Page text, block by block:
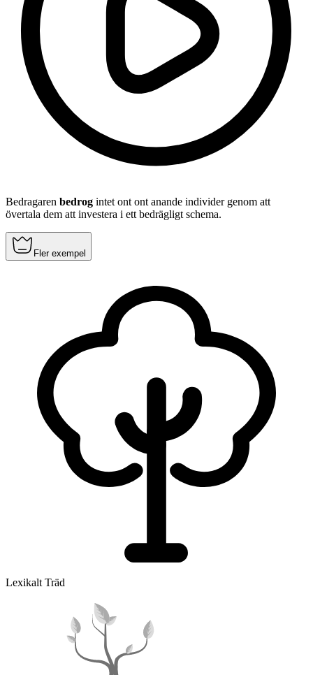
Bedragaren bedrog intet ont ont anande individer genom att
övertala dem att investera i ett bedrägligt schema.
Fler exempel
Lexikalt Träd